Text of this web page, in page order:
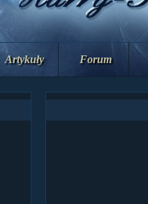
Artykuły Forum